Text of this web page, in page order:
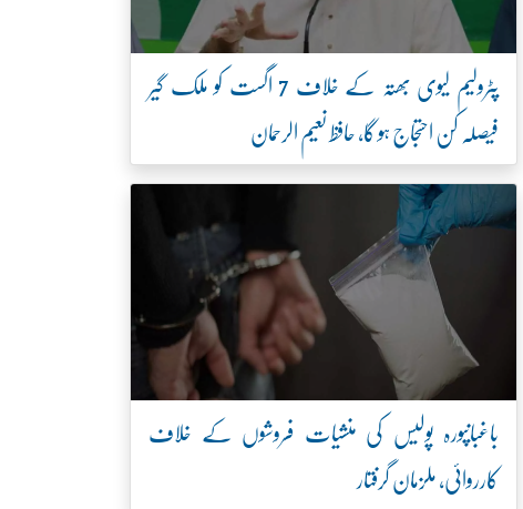
پٹرولیم لیوی بھتہ کے خلاف 7 اگست کو ملک گیر
فیصلہ کن احتجاج ہو گا، حافظ نعیم الرحمان
باغبانپورہ پولیس کی منشیات فروشوں کے خلاف
کارروائی، ملزمان گرفتار